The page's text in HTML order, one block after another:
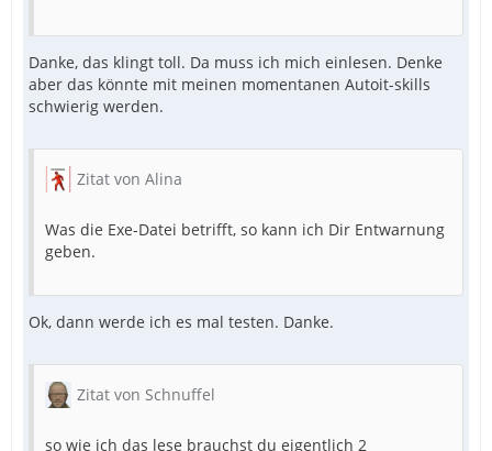
Danke, das klingt toll. Da muss ich mich einlesen. Denke
aber das könnte mit meinen momentanen Autoit-skills
schwierig werden.
Zitat von Alina
Was die Exe-Datei betrifft, so kann ich Dir Entwarnung
geben.
Ok, dann werde ich es mal testen. Danke.
Zitat von Schnuffel
so wie ich das lese brauchst du eigentlich 2